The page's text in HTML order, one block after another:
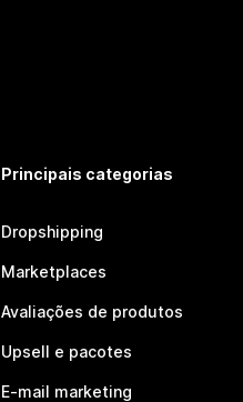
Principais categorias
Dropshipping
Marketplaces
Avaliações de produtos
Upsell e pacotes
E-mail marketing